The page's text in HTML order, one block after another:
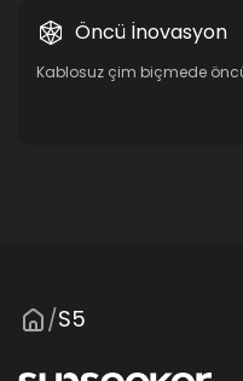
Öncü İnovasyon
Kablosuz çim biçmede
/S5